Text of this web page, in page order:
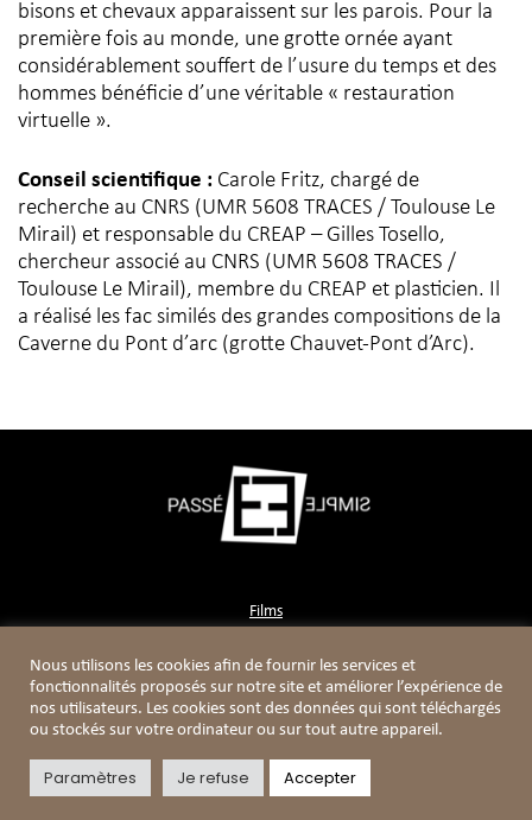
bisons et chevaux apparaissent sur les parois. Pour la
première fois au monde, une grotte ornée ayant
considérablement souffert de l’usure du temps et des
hommes bénéficie d’une véritable « restauration
virtuelle ».
Conseil scientifique : Carole Fritz, chargé de
recherche au CNRS (UMR 5608 TRACES / Toulouse Le
Mirail) et responsable du CREAP – Gilles Tosello,
chercheur associé au CNRS (UMR 5608 TRACES /
Toulouse Le Mirail), membre du CREAP et plasticien. Il
a réalisé les fac similés des grandes compositions de la
Caverne du Pont d’arc (grotte Chauvet-Pont d’Arc).
Films
Boutique
Nous utilisons les cookies afin de fournir les services et
fonctionnalités proposés sur notre site et améliorer l’expérience de
nos utilisateurs. Les cookies sont des données qui sont téléchargés
ou stockés sur votre ordinateur ou sur tout autre appareil.
Paramètres Je refuse Accepter